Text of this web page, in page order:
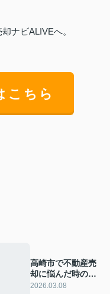
ナビALIVEへ。
こちら
高崎市で不動産売
却に悩んだ時の整
理方法は？状況別
2026.03.08